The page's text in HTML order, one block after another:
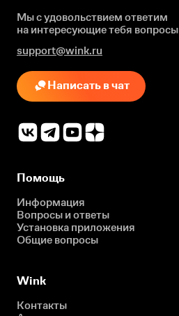
Мы с удовольствием ответим
на интересующиетебя вопросы
support@wink.ru
Написать в чат
Помощь
Информация
Вопросы и ответы
Установка приложения
Общие вопросы
Wink
Контакты